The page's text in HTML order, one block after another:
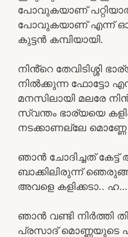
പോവുകയാണ്
പോവുകയാണ് എന്ന്
കുട്ടൻ കമ്പിയായി.
നിൻ്റെ തേവിടിശ്ശി
നിൽക്കുന്ന ഫോട്ടോ
മനസിലായി മലരേ
സ്വന്തം ഭാര്യയെ
നടക്കാണല്ലേ മൊണ്ണേ
ഞാൻ ചോദിച്ചത്
ബാക്കിലിരുന്ന്
അവളെ കളിക്കടാ..
ഞാൻ വണ്ടി നിർത്തി
പ്രസാദ് മൊണ്ണയുടെ